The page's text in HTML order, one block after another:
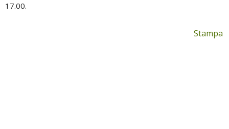
17.00.
Stampa